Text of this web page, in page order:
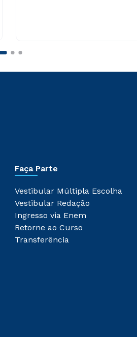
Faça Parte
Vestibular Múltipla Escolha
Vestibular Redação
Ingresso via Enem
Retorne ao Curso
Transferência